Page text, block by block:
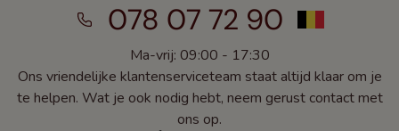
078 07 72 90
Ma-vrij: 09:00 - 17:30
Ons vriendelijke klantenserviceteam staat altijd klaar om je
te helpen. Wat je ook nodig hebt, neem gerust contact met
ons op.